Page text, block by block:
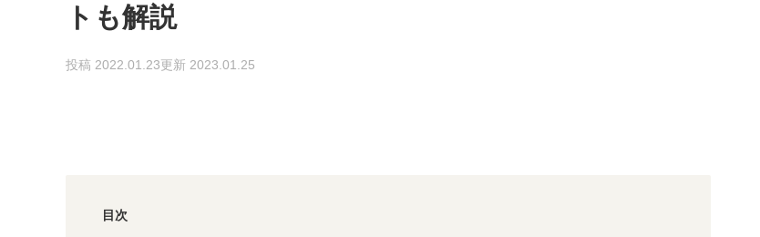
トも解説
投稿 2022.01.23更新 2023.01.25
目次